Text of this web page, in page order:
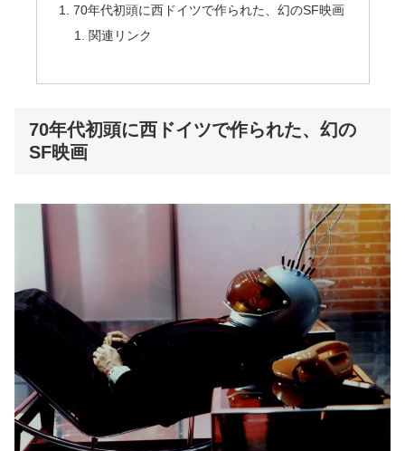
70年代初頭に西ドイツで作られた、幻のSF映画
関連リンク
70年代初頭に西ドイツで作られた、幻の
SF映画